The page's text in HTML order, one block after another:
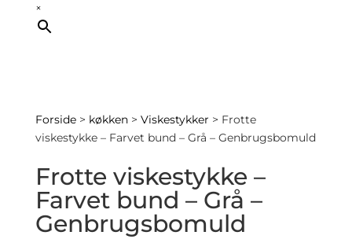
×
Forside> køkken> Viskestykker > Frotte
viskestykke – Farvet bund – Grå – Genbrugsbomuld
Frotte viskestykke –
Farvet bund – Grå –
Genbrugsbomuld